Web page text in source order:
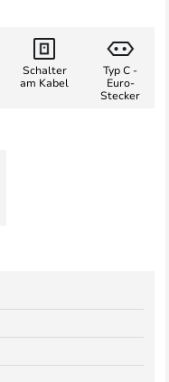
Schalter
am Kabel
Typ C -
Euro-
Stecker